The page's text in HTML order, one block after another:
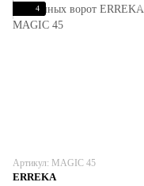
4
Артикул: MAGIC 45
ERREKA